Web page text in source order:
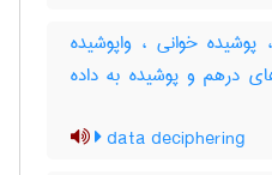
خوانی ، واپوشیده
های درهم و پوشیده به داده
data deciphering